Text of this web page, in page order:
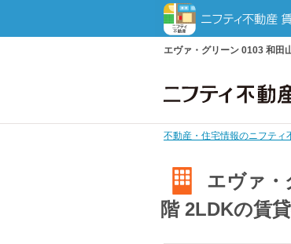
エヴァ・グリーン 0103 和田
不動産・住宅情報のニフティ
エヴァ・
階 2LDKの賃